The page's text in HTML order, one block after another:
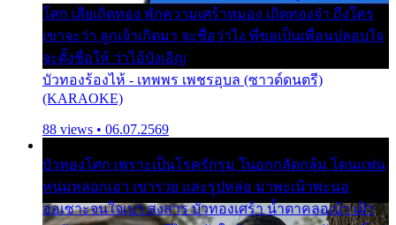
โศก เสียเถิดทอง พักความเศร้าหมอง เถิดทองจ๋า ถึงใคร
เขาจะว่า ลูกเจ้าเกิดมา จะชื่อว่าไง พี่ขอเป็นเพื่อนปลอบใจ
จะตั้งชื่อให้ ว่าไอ้บังเอิญ
บัวทองร้องไห้ - เทพพร เพชรอุบล (ซาวด์ดนตรี)
(KARAOKE)
88 views • 06.07.2569
บัวทองโศก เพราะเป็นโรครักรุม ในอกกลัดกลุ้ม โดนแฟน
หนุ่มหลอกเอา เขารวย และรูปหล่อ มาพะเน้าพะนอ
ออเซาะจนใจเบา สงสาร บัวทองเศร้า น้ำตาคลอเบ้า เฝ้า